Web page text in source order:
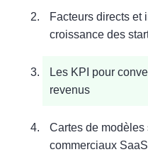
Facteurs directs et
croissance des
Les KPI pour
revenus
Cartes de
commerciaux